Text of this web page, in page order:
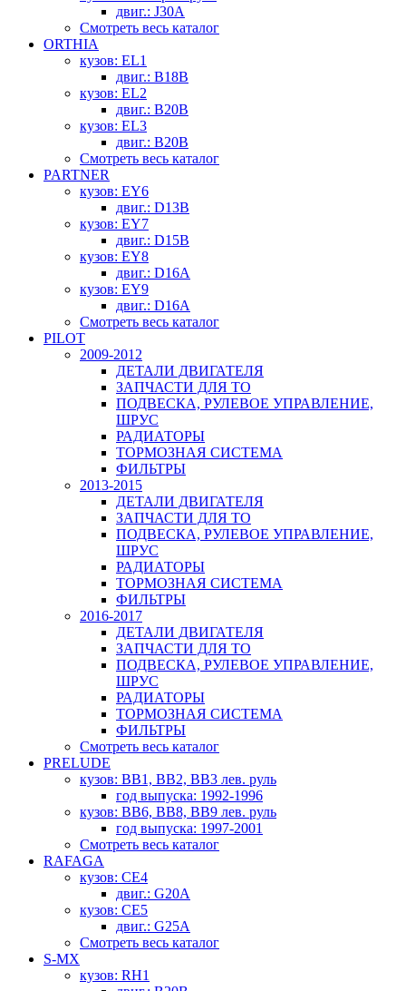
двиг.: J30A
Смотреть весь каталог
ORTHIA
кузов: EL1
двиг.: B18B
кузов: EL2
двиг.: B20B
кузов: EL3
двиг.: B20B
Смотреть весь каталог
PARTNER
кузов: EY6
двиг.: D13B
кузов: EY7
двиг.: D15B
кузов: EY8
двиг.: D16A
кузов: EY9
двиг.: D16A
Смотреть весь каталог
PILOT
2009-2012
ДЕТАЛИ ДВИГАТЕЛЯ
ЗАПЧАСТИ ДЛЯ ТО
ПОДВЕСКА, РУЛЕВОЕ УПРАВЛЕНИЕ,
ШРУС
РАДИАТОРЫ
ТОРМОЗНАЯ СИСТЕМА
ФИЛЬТРЫ
2013-2015
ДЕТАЛИ ДВИГАТЕЛЯ
ЗАПЧАСТИ ДЛЯ ТО
ПОДВЕСКА, РУЛЕВОЕ УПРАВЛЕНИЕ,
ШРУС
РАДИАТОРЫ
ТОРМОЗНАЯ СИСТЕМА
ФИЛЬТРЫ
2016-2017
ДЕТАЛИ ДВИГАТЕЛЯ
ЗАПЧАСТИ ДЛЯ ТО
ПОДВЕСКА, РУЛЕВОЕ УПРАВЛЕНИЕ,
ШРУС
РАДИАТОРЫ
ТОРМОЗНАЯ СИСТЕМА
ФИЛЬТРЫ
Смотреть весь каталог
PRELUDE
кузов: BB1, BB2, BB3 лев. руль
год выпуска: 1992-1996
кузов: BB6, BB8, BB9 лев. руль
год выпуска: 1997-2001
Смотреть весь каталог
RAFAGA
кузов: CE4
двиг.: G20A
кузов: CE5
двиг.: G25A
Смотреть весь каталог
S-MX
кузов: RH1